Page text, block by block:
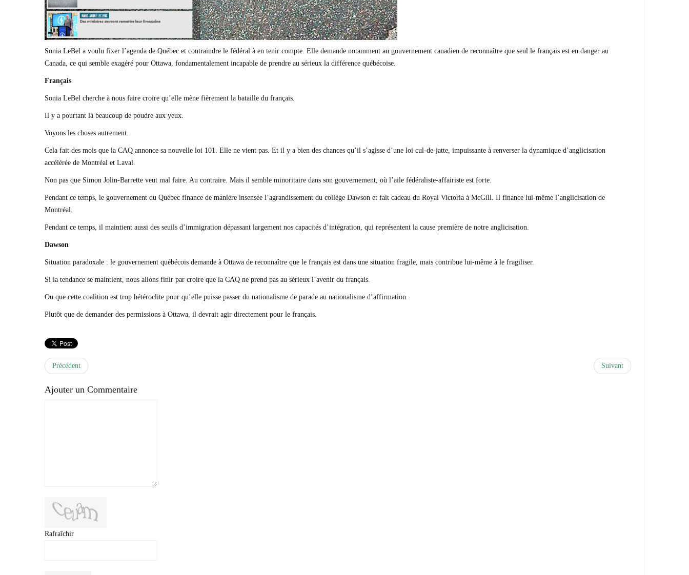
Sonia LeBel a voulu fixer l’agenda de Québec et contraindre le fédéral à en tenir compte. Elle demande notamment au gouvernement canadien de reconnaître que seul le français est en danger au
Canada, ce qui semble exagéré pour Ottawa, fondamentalement incapable de prendre au sérieux la différence québécoise.
Français
Sonia LeBel cherche à nous faire croire qu’elle mène fièrement la bataille du français.
Il y a pourtant là beaucoup de poudre aux yeux.
Voyons les choses autrement.
Cela fait des mois que la CAQ annonce sa nouvelle loi 101. Elle ne vient pas. Et il y a bien des chances qu’il s’agisse d’une loi cul-de-jatte, impuissante à renverser la dynamique d’anglicisation
accélérée de Montréal et Laval.
Non pas que Simon Jolin-Barrette veut mal faire. Au contraire. Mais il semble minoritaire dans son gouvernement, où l’aile fédéraliste-affairiste est forte.
Pendant ce temps, le gouvernement du Québec finance de manière insensée l’agrandissement du collège Dawson et fait cadeau du Royal Victoria à McGill. Il finance lui-même l’anglicisation de
Montréal.
Pendant ce temps, il maintient aussi des seuils d’immigration dépassant largement nos capacités d’intégration, qui représentent la cause première de notre anglicisation.
Dawson
Situation paradoxale : le gouvernement québécois demande à Ottawa de reconnaître que le français est dans une situation fragile, mais contribue lui-même à le fragiliser.
Si la tendance se maintient, nous allons finir par croire que la CAQ ne prend pas au sérieux l’avenir du français.
Ou que cette coalition est trop hétéroclite pour qu’elle puisse passer du nationalisme de parade au nationalisme d’affirmation.
Plutôt que de demander des permissions à Ottawa, il devrait agir directement pour le français.
Précédent Suivant
Ajouter un Commentaire
Rafraîchir